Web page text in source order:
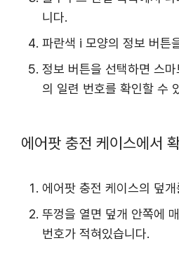
니다.
파란색 i 모양의 정보 버튼
정보 버튼을 선택하면 스
의 일련 번호를 확인할 수
에어팟 충전 케이스에서
에어팟 충전 케이스의 덮
뚜껑을 열면 덮개 안쪽에
번호가 적혀있습니다.